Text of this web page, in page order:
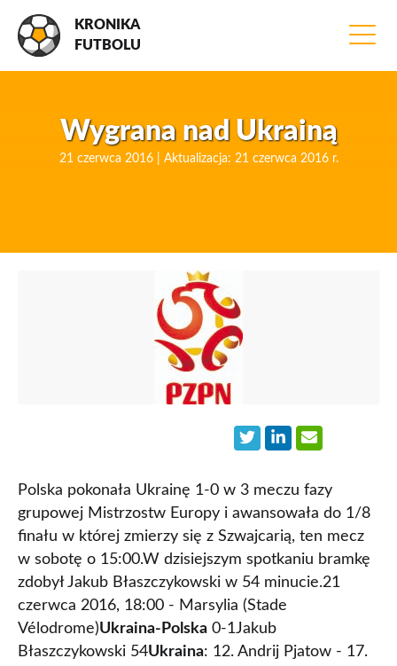
KRONIKA
FUTBOLU
Wygrana nad Ukrainą
21 czerwca 2016 | Aktualizacja: 21 czerwca 2016 r.
Polska pokonała Ukrainę 1-0 w 3 meczu fazy
grupowej Mistrzostw Europy i awansowała do 1/8
finału w której zmierzy się z Szwajcarią, ten mecz
w sobotę o 15:00.W dzisiejszym spotkaniu bramkę
zdobył Jakub Błaszczykowski w 54 minucie.21
czerwca 2016, 18:00 - Marsylia (Stade
Vélodrome)Ukraina-Polska 0-1Jakub
Błaszczykowski 54Ukraina: 12. Andrij Pjatow - 17.